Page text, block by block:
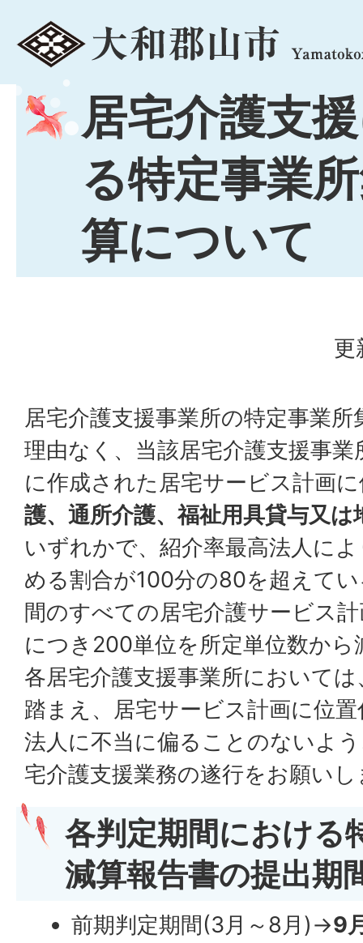
menu
居宅介護支
る特定事業
算について
更
居宅介護支援事業所の特定事業
理由なく、当該居宅介護支援事
に作成された居宅サービス計画
護、通所介護、福祉用具貸与又は
いずれかで、紹介率最高法人に
める割合が100分の80を超えて
間のすべての居宅介護サービス
につき200単位を所定単位数か
各居宅介護支援事業所において
踏まえ、居宅サービス計画に位
法人に不当に偏ることのないよ
宅介護支援業務の遂行をお願い
各判定期間における
減算報告書の提出期
前期判定期間(3月～8月)→9